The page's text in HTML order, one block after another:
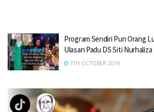
Program Sendiri Pun Orang
Ulasan Padu DS Siti Nurhaliza
7TH OCTOBER 2019